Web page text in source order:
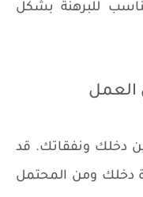
للبرهنة بشكل
العمل
دخلك ونفقاتك. قد
دخلك ومن المحتمل